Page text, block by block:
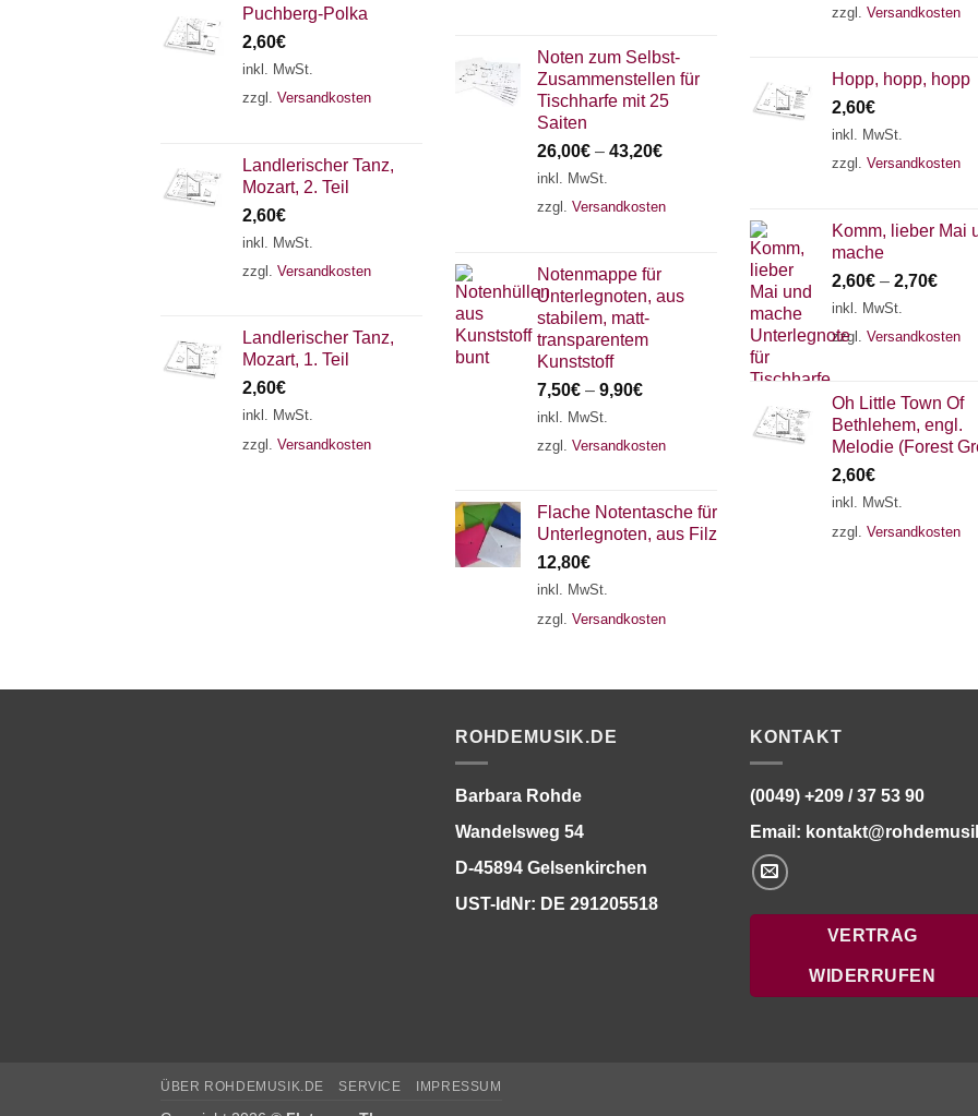
Puchberg-Polka
2,60€
inkl. MwSt.
zzgl. Versandkosten
Landlerischer Tanz,
Mozart, 2. Teil
2,60€
inkl. MwSt.
zzgl. Versandkosten
Landlerischer Tanz,
Mozart, 1. Teil
2,60€
inkl. MwSt.
zzgl. Versandkosten
Noten zum Selbst-
Zusammenstellen für
Tischharfe mit 25
Saiten
26,00€ – 43,20€
inkl. MwSt.
zzgl. Versandkosten
Notenmappe für
Unterlegnoten, aus
stabilem, matt-
transparentem
Kunststoff
7,50€ – 9,90€
inkl. MwSt.
zzgl. Versandkosten
Flache Notentasche für
Unterlegnoten, aus Filz
12,80€
inkl. MwSt.
zzgl. Versandkosten
zzgl. Versandkosten
Hopp, hopp, hopp
2,60€
inkl. MwSt.
zzgl. Versandkosten
Komm, lieber Mai
mache
2,60€ – 2,70€
inkl. MwSt.
zzgl. Versandkosten
Oh Little Town Of
Bethlehem, engl.
Melodie (Forest
2,60€
inkl. MwSt.
zzgl. Versandkosten
ROHDEMUSIK.DE
Barbara Rohde
Wandelsweg 54
D-45894 Gelsenkirchen
UST-IdNr: DE 291205518
KONTAKT
(0049) +209 / 37 53 90
Email:
VERTRAG
WIDERRUFEN
ÜBER ROHDEMUSIK.DE SERVICE IMPRESSUM